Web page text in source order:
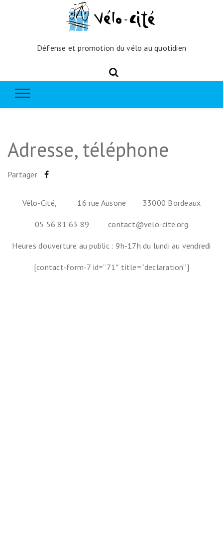
Défense et promotion du vélo au quotidien
Adresse, téléphone
Partager
Vélo-Cité, 16 rue Ausone 33000 Bordeaux
05 56 81 63 89 contact@velo-cite.org
Heures d’ouverture au public : 9h-17h du lundi au vendredi
[contact-form-7 id=”71″ title=”declaration”]